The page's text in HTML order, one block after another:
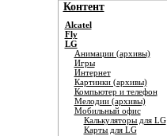
Контент
Alcatel
Fly
LG
Анимации (архивы)
Игры
Интернет
Картинки (архивы)
Компьютер и телефон
Мелодии (архивы)
Мобильный офис
Калькуляторы для LG
Карты для LG